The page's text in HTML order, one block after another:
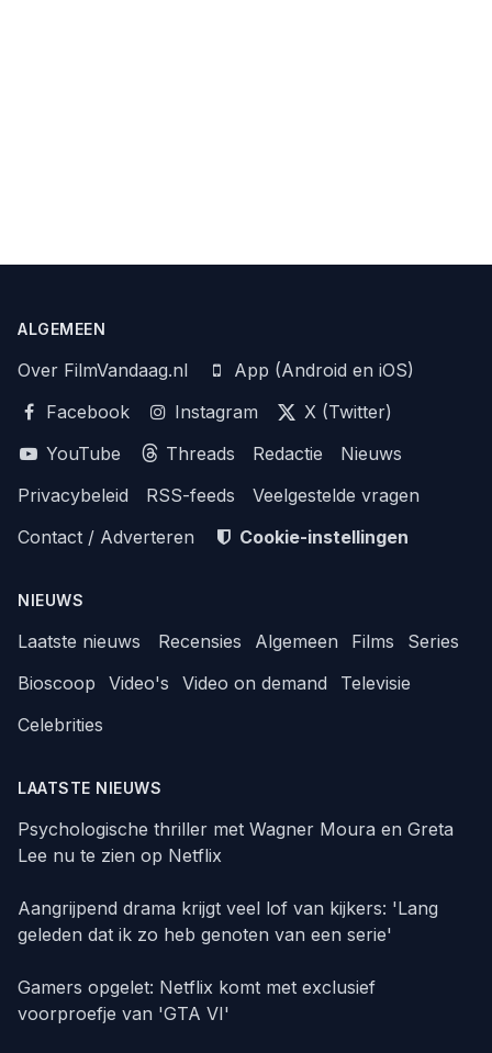
ALGEMEEN
Over FilmVandaag.nl
App (Android en iOS)
Facebook
Instagram
X (Twitter)
YouTube
Threads Redactie
Nieuws
Privacybeleid
RSS-feeds
Veelgestelde vragen
Contact / Adverteren
Cookie-instellingen
NIEUWS
Laatste nieuws Recensies Algemeen Films
Series
Bioscoop
Video's Video on demand
Televisie
Celebrities
LAATSTE NIEUWS
Psychologische thriller met Wagner Moura en Greta
Lee nu te zien op Netflix
Aangrijpend drama krijgt veel lof van kijkers: 'Lang
geleden dat ik zo heb genoten van een serie'
Gamers opgelet: Netflix komt met exclusief
voorproefje van 'GTA VI'